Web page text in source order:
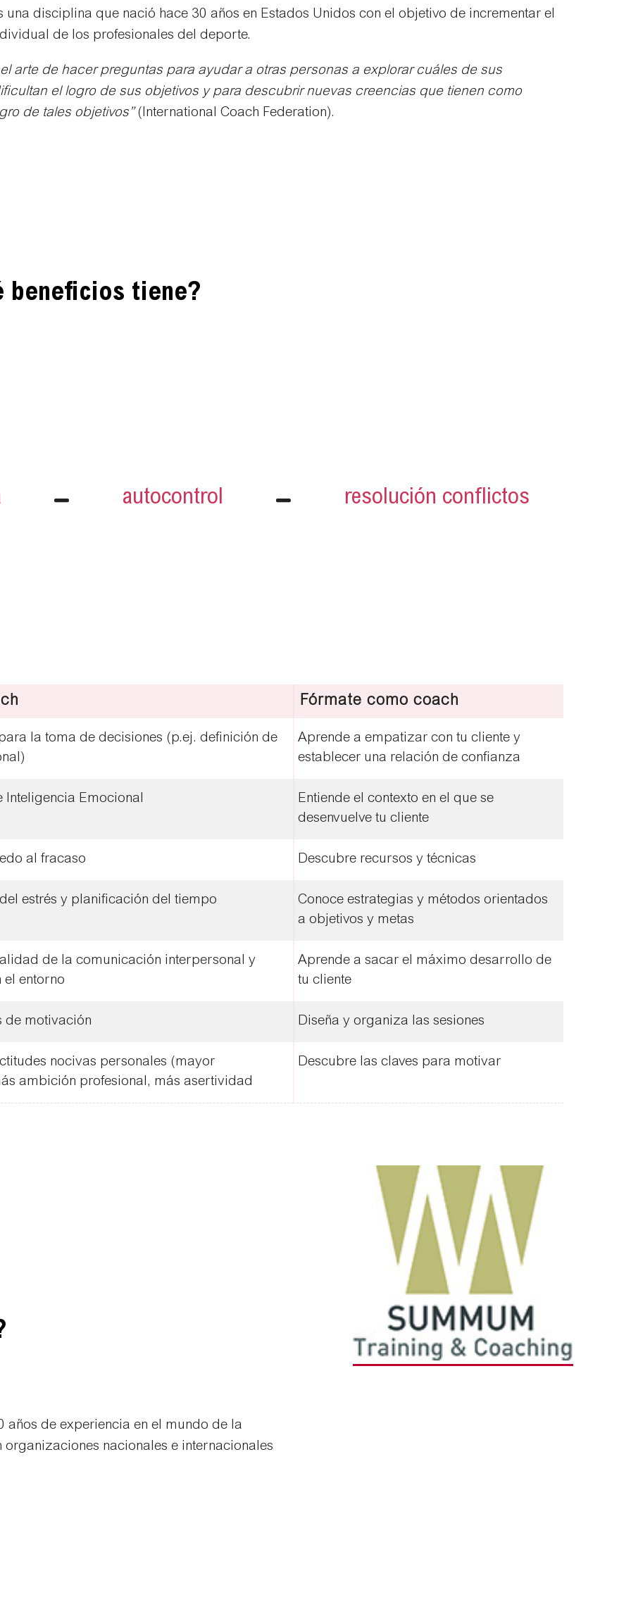
una disciplina que nació hace 30 años en Estados Unidos con el objetivo de incrementar el
de los profesionales del deporte.
arte de hacer preguntas para ayudar a otras personas a explorar cuáles de sus
el logro de sus objetivos y para descubrir nuevas creencias que tienen como
de tales objetivos”(International Coach Federation).
beneficios tiene?
autocontrol resolución conflictos
Fórmate como coach
la toma de decisiones (p.ej. definición de
Aprende a empatizar con tu cliente y
establecer una relación de confianza
Inteligencia Emocional
Entiende el contexto en el que se
desenvuelve tu cliente
al fracaso Descubre recursos y técnicas
estrés y planificación del tiempo
Conoce estrategias y métodos orientados
a objetivos y metas
de la comunicación interpersonal y
el entorno
Aprende a sacar el máximo desarrollo de
tu cliente
de motivación Diseña y organiza las sesiones
nocivas personales (mayor
ambición profesional, más asertividad
Descubre las claves para motivar
años de experiencia en el mundo de la
nacionales e internacionales